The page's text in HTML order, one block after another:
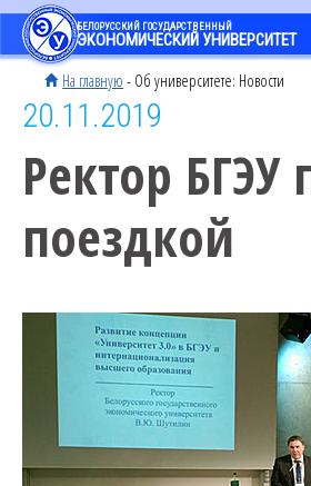
БЕЛОРУССКИЙ ГОСУДАРСТВЕННЫЙ
ЭКОНОМИЧЕСКИЙ УНИВЕРСИТЕТ
На главную - Об университете: Новости
20.11.2019
Ректор
поездкой